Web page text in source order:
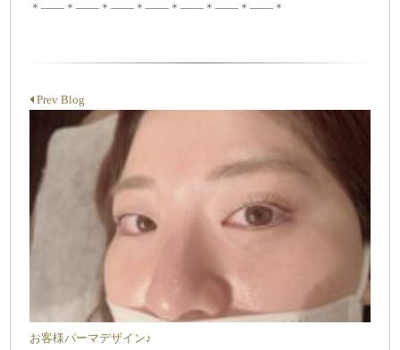
＊——＊——＊——＊——＊——＊——＊——＊
Prev Blog
お客様パーマデザイン♪